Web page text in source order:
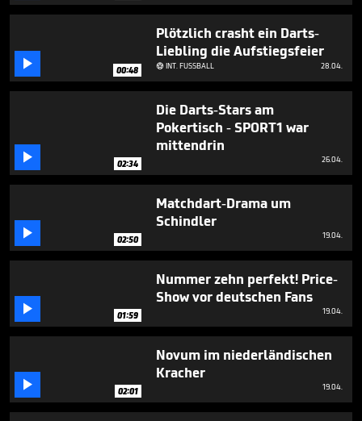
 00:48
Plötzlich crasht ein Darts-
Liebling die Aufstiegsfeier
INT. FUSSBALL 28.04.
 02:34
Die Darts-Stars am
Pokertisch - SPORT1 war
mittendrin
26.04.
 02:50
Matchdart-Drama um
Schindler
19.04.
 01:59
Nummer zehn perfekt! Price-
Show vor deutschen Fans
19.04.
 02:01
Novum im niederländischen
Kracher
19.04.